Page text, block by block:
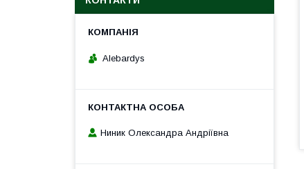
Alebardys
Ниник Олександра Андріївна